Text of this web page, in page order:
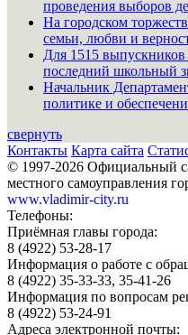
проведения выборов
На городском
семьи, любви и
Для 1515 выпускников
последний школьный
Начальник
политике и
свернуть
Контакты Карта сайта
© 1997-2026 Официальный
местного самоуправления
www.vladimir-city.ru
Телефоны:
Приёмная главы города:
8 (4922) 53-28-17
Информация о работе с
8 (4922) 35-33-33, 35-41-26
Информация по вопросам
8 (4922) 53-24-91
Адреса электронной почты: